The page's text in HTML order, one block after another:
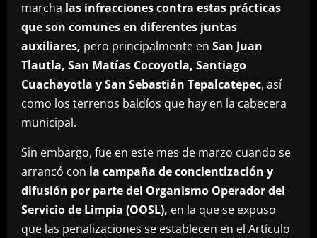
marcha las infracciones contra estas prácticas
que son comunes en diferentes juntas
auxiliares, pero principalmente en San Juan
Tlautla, San Matías Cocoyotla, Santiago
Cuachayotla y San Sebastián Tepalcatepec, así
como los terrenos baldíos que hay en la cabecera
municipal.
Sin embargo, fue en este mes de marzo cuando se
arrancó con la campaña de concientización y
difusión por parte del Organismo Operador del
Servicio de Limpia (OOSL), en la que se expuso
que las penalizaciones se establecen en el Artículo